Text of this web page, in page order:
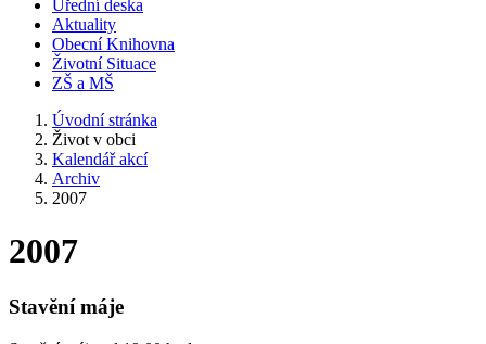
Úřední deska
Aktuality
Obecní Knihovna
Životní Situace
ZŠ a MŠ
Úvodní stránka
Život v obci
Kalendář akcí
Archiv
2007
2007
Stavění máje